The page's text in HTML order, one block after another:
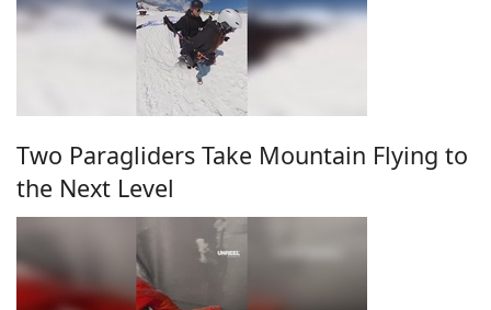
Two Paragliders Take Mountain Flying to
the Next Level